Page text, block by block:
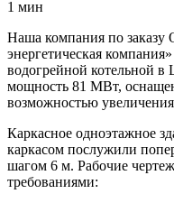
1 мин
Наша компания по
энергетическая
водогрейной котельной
мощность 81 МВт,
возможностью
Каркасное одноэтажное
каркасом послужили
шагом 6 м. Рабочие
требованиями: